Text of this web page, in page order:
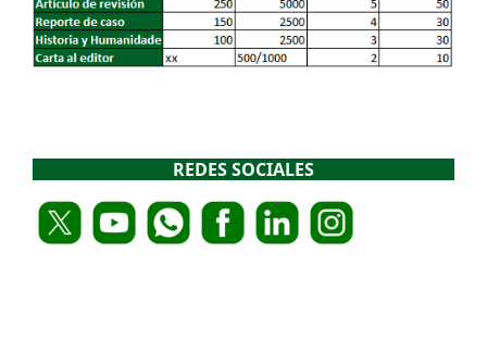
REDES SOCIALES